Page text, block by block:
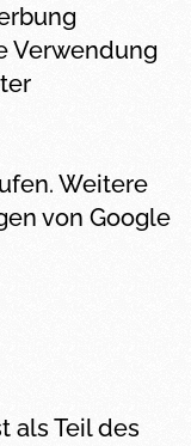
Verwendung
Weitere
von Google
als Teil des